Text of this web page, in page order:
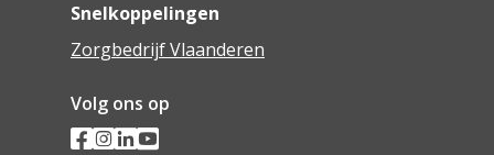
Snelkoppelingen
Zorgbedrijf Vlaanderen
Volg ons op